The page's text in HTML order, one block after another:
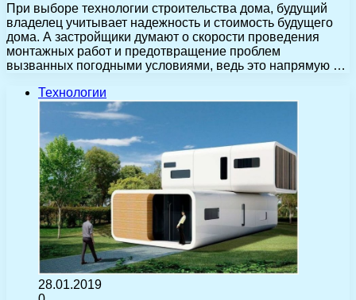
При выборе технологии строительства дома, будущий
владелец учитывает надежность и стоимость будущего
дома. А застройщики думают о скорости проведения
монтажных работ и предотвращение проблем
вызванных погодными условиями, ведь это напрямую …
Технологии
28.01.2019